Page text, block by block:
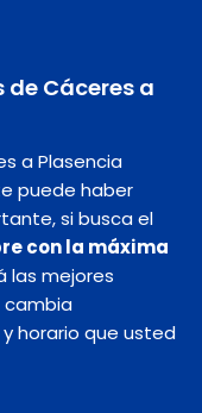
de Cáceres a
a Plasencia
puede haber
si busca el
con la máxima
las mejores
cambia
horario que usted